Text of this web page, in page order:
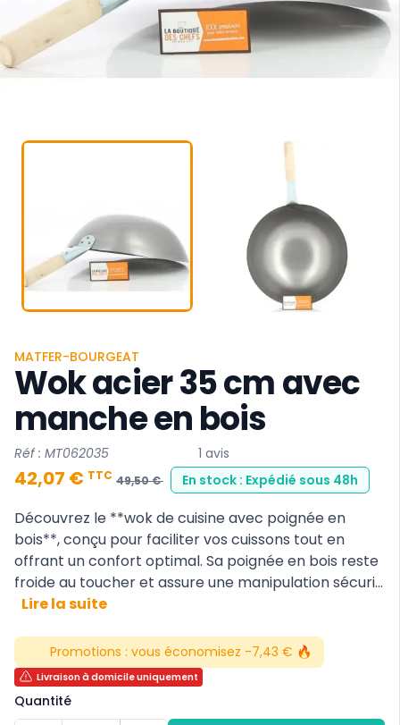
MATFER-BOURGEAT
Wok acier 35 cm avec
manche en bois
Réf : MT062035 1 avis
42,07 € TTC 49,50 € En stock : Expédié sous 48h
Découvrez le **wok de cuisine avec poignée en
bois**, conçu pour faciliter vos cuissons tout en
offrant un confort optimal. Sa poignée en bois reste
froide au toucher et assure une manipulation sécuri...
Lire la suite
Promotions : vous économisez -7,43 € 🔥
Livraison à domicile uniquement
Quantité